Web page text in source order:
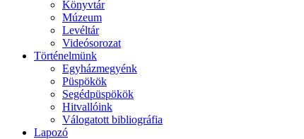
Könyvtár
Múzeum
Levéltár
Videósorozat
Történelmünk
Egyházmegyénk
Püspökök
Segédpüspökök
Hitvallóink
Válogatott bibliográfia
Lapozó